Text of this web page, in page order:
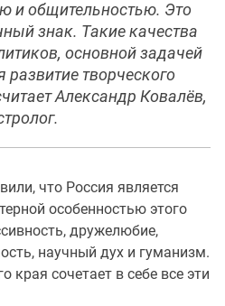
и общительностью. Это
знак. Такие качества
основной задачей
развитие творческого
Александр Ковалёв,
что Россия является
особенностью этого
дружелюбие,
научный дух и гуманизм.
края сочетает в себе все эти